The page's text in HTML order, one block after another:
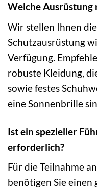
Welche Ausrüstung
Wir stellen Ihnen
Schutzausrüstung
Verfügung.
robuste Kleidung,
sowie festes
eine Sonnenbrille
Ist ein spezieller
erforderlich?
Für die Teilnahme
benötigen Sie